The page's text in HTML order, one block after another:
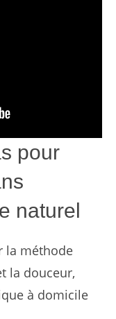
pour
naturel
la méthode
la douceur,
à domicile